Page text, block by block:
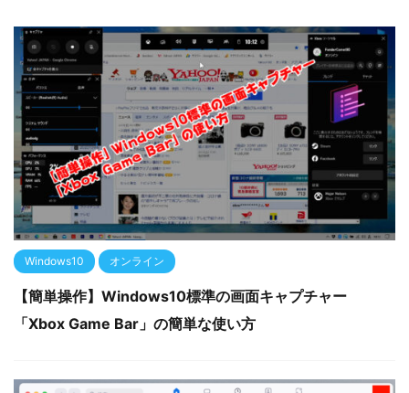
Windows10 オンライン
【簡単操作】Windows10標準の画面キャプチャー
「Xbox Game Bar」の簡単な使い方